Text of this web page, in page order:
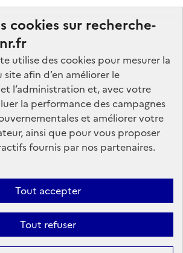
cookies sur recherche-
utilise des cookies pour mesurer la
afin d’en améliorer le
l’administration et, avec votre
la performance des campagnes
et améliorer votre
ainsi que pour vous proposer
fournis par nos partenaires.
Tout accepter
Tout refuser